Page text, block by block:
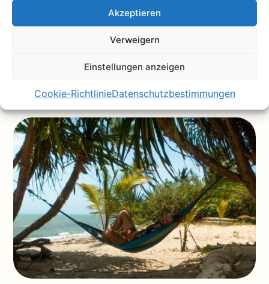
Akzeptieren
Verweigern
Einstellungen anzeigen
Cookie-RichtlinieDatenschutzbestimmungen
Hier kannst du die perlweißen Strände, das
verschiedener Stände, wie demhistorischen Stone
, genießen. Ist das etwas für dich? Dann stelle
eine unverbindliche Anfrage und spreche schnell mit
einem unserer Reiseexperten!